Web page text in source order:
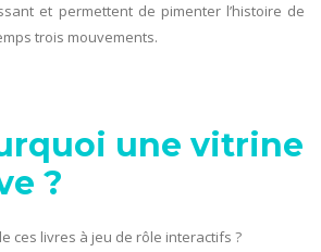
et permettent de pimenter l’histoire de
trois mouvements.
une vitrine
?
ces livres à jeu de rôle interactifs ?